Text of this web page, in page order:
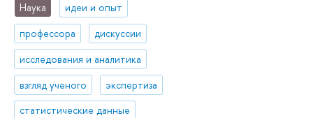
Наука
идеи и опыт
профессора
дискуссии
исследования и аналитика
взгляд ученого
экспертиза
статистические данные